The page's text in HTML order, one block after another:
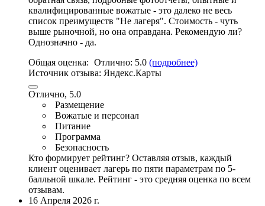
квалифицированные вожатые - это далеко не весь
список преимуществ "Не лагеря". Стоимость - чуть
выше рыночной, но она оправдана. Рекомендую ли?
Однозначно - да.
Общая оценка: Отлично: 5.0 (подробнее)
Источник отзыва: Яндекс.Карты
Отлично, 5.0
Размещение
Вожатые и персонал
Питание
Программа
Безопасность
Кто формирует рейтинг? Оставляя отзыв, каждый
клиент оценивает лагерь по пяти параметрам по 5-
балльной шкале. Рейтинг - это средняя оценка по всем
отзывам.
16 Апреля 2026 г.